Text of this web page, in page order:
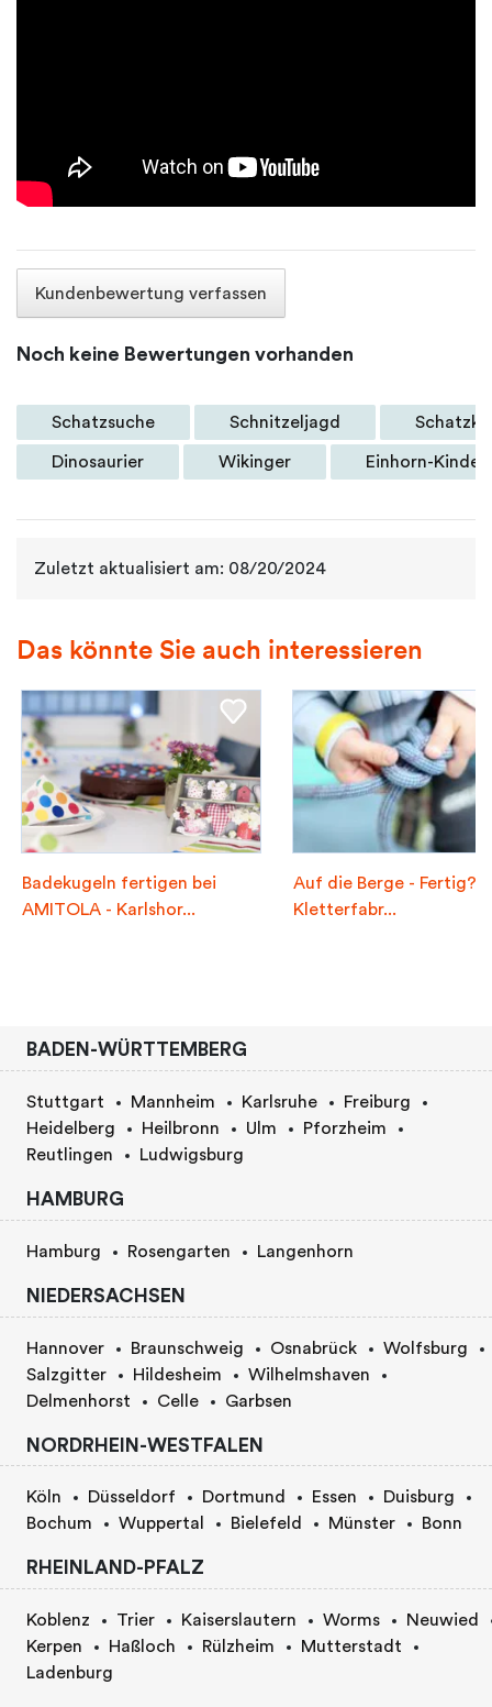
Kundenbewertung verfassen
Noch keine Bewertungen vorhanden
Schatzsuche Schnitzeljagd
Dinosaurier Wikinger Einhorn-
Zuletzt aktualisiert am: 08/20/2024
Das könnte Sie auch interessieren
Badekugeln fertigen bei
AMITOLA - Karlshor...
Auf die Berge - Fertig?
Kletterfabr...
BADEN-WÜRTTEMBERG
Stuttgart Mannheim Karlsruhe
Freiburg
Heidelberg
Heilbronn Ulm
Pforzheim
Reutlingen
Ludwigsburg
HAMBURG
Hamburg Rosengarten Langenhorn
NIEDERSACHSEN
Hannover Braunschweig Osnabrück
Wolfsburg
Salzgitter
Hildesheim
Wilhelmshaven
Delmenhorst
Celle Garbsen
NORDRHEIN-WESTFALEN
Köln Düsseldorf Dortmund Essen
Duisburg
Bochum
Wuppertal Bielefeld Münster Bonn
RHEINLAND-PFALZ
Koblenz Trier Kaiserslautern Worms
Neuwied
Kerpen
Haßloch Rülzheim
Mutterstadt
Ladenburg